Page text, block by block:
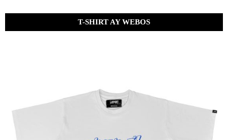
T-SHIRT AY WEBOS